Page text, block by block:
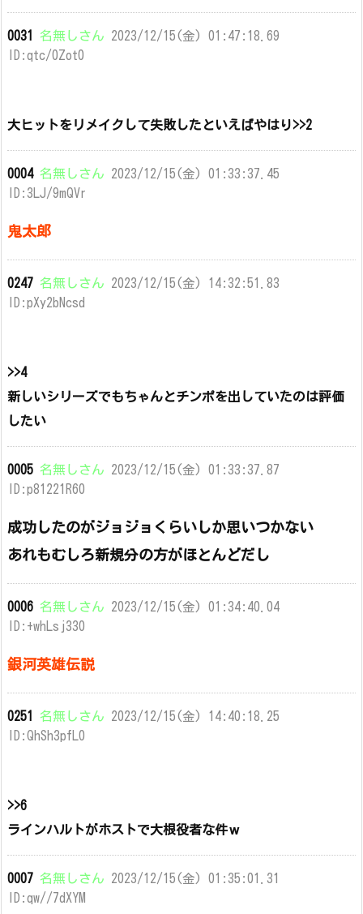
0031 名無しさん 2023/12/15(金) 01:47:18.69
ID:qtc/0Zot0
大ヒットをリメイクして失敗したといえばやはり>>2
0004 名無しさん 2023/12/15(金) 01:33:37.45
ID:3LJ/9mQVr
鬼太郎
0247 名無しさん 2023/12/15(金) 14:32:51.83
ID:pXy2bNcsd
>>4
新しいシリーズでもちゃんとチンポを出していたのは評価
したい
0005 名無しさん 2023/12/15(金) 01:33:37.87
ID:p81221R60
成功したのがジョジョくらいしか思いつかない
あれもむしろ新規分の方がほとんどだし
0006 名無しさん 2023/12/15(金) 01:34:40.04
ID:+whLsj330
銀河英雄伝説
0251 名無しさん 2023/12/15(金) 14:40:18.25
ID:QhSh3pfL0
>>6
ラインハルトがホストで大根役者な件ｗ
0007 名無しさん 2023/12/15(金) 01:35:01.31
ID:qw//7dXYM